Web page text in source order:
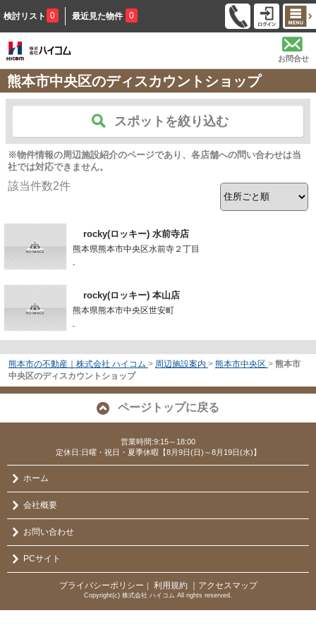
検討リスト 0 最近見た物件 0
お問合せ
熊本市中央区のディスカウントショップ
スポットを絞り込む
※物件情報の周辺施設紹介のページであり、各店舗への問い合わせは当
社では対応できません。
該当件数2件
rocky(ロッキー) 水前寺店
熊本県熊本市中央区水前寺２丁目
-
rocky(ロッキー) 本山店
熊本県熊本市中央区世安町
-
熊本市の不動産｜株式会社 ハイコム > 周辺施設案内 > 熊本市中央区 > 熊本市
中央区のディスカウントショップ
ページトップに戻る
営業時間:9:15～18:00
定休日:日曜・祝日・夏季休暇【8月9日(日)～8月19日(水)】
ホーム
会社概要
お問い合わせ
PCサイト
プライバシーポリシー ｜ 利用規約 ｜アクセスマップ
Copyright(c) 株式会社 ハイコム All rights reserved.